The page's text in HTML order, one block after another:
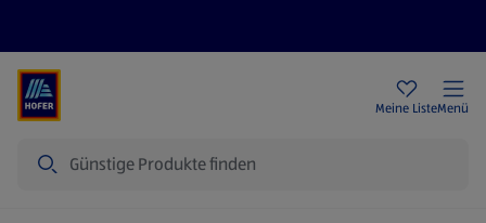
Meine ListeMenü